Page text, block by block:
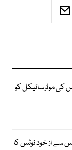
کی موٹرسائیکل کو
سے از خود نوٹس کا